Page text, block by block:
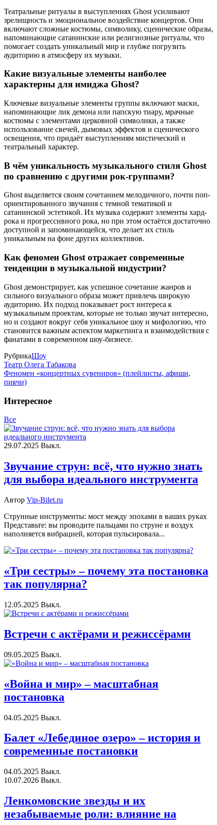
Театральные ритуалы в выступлениях Ghost усиливают
зрелищность и эмоциональное воздействие концертов. Они
включают сложные костюмы, символику, сценические образы,
напоминающие сатанинские или религиозные ритуалы, что
помогает создать уникальный мир и глубже погрузить
аудиторию в атмосферу их музыки.
Какие визуальные элементы наиболее
характерны для имиджа Ghost?
Ключевые визуальные элементы группы включают маски,
напоминающие лик демона или папскую тиару, мрачные
костюмы с элементами церковной символики, а также
использование свечей, дымовых эффектов и сценического
освещения, что придаёт выступлениям мистический и
театральный характер.
В чём уникальность музыкального стиля Ghost
по сравнению с другими рок-группами?
Ghost выделяется своим сочетанием мелодичного, почти поп-
ориентированного звучания с темной тематикой и
сатанинской эстетикой. Их музыка содержит элементы хард-
рока и прогрессивного рока, но при этом остаётся достаточно
доступной и запоминающейся, что делает их стиль
уникальным на фоне других коллективов.
Как феномен Ghost отражает современные
тенденции в музыкальной индустрии?
Ghost демонстрирует, как успешное сочетание жанров и
сильного визуального образа может привлечь широкую
аудиторию. Их подход показывает рост интереса к
музыкальным проектам, которые не только звучат интересно,
но и создают вокруг себя уникальное шоу и мифологию, что
становится важным аспектом маркетинга и взаимодействия с
фанатами в современном шоу-бизнесе.
РубрикаШоу
Театр Олега Табакова
Феномен «концертных сувениров» (плейлисты, афиши,
пикчи)
Интересное
Все
29.07.2025 Выкл.
Звучание струн: всё, что нужно знать
для выбора идеального инструмента
Автор Vip-Bilet.ru
Струнные инструменты: мост между эпохами в ваших руках
Представьте: вы проводите пальцами по струне и воздух
наполняется вибрацией, которая пульсировала...
«Три сестры» – почему эта постановка
так популярна?
12.05.2025 Выкл.
Встречи с актёрами и режиссёрами
09.05.2025 Выкл.
«Война и мир» – масштабная
постановка
04.05.2025 Выкл.
Балет «Лебединое озеро» – история и
современные постановки
04.05.2025 Выкл.
10.07.2026 Выкл.
Ленкомовские звезды и их
незабываемые роли: влияние на